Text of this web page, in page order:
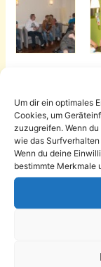
Um dir ein optimales
Cookies, um
zuzugreifen. Wenn
wie das
Wenn du deine
bestimmte Merkmale
In den sechs
beteiligten sich
am Clubleben
Zielstellung des
Gemeinsam